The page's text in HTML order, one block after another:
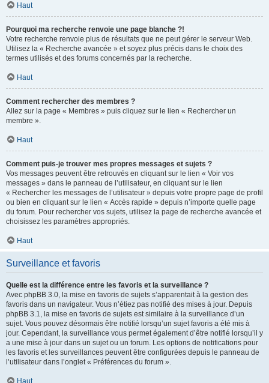
Haut
Pourquoi ma recherche renvoie une page blanche ?!
Votre recherche renvoie plus de résultats que ne peut gérer le serveur Web.
Utilisez la « Recherche avancée » et soyez plus précis dans le choix des
termes utilisés et des forums concernés par la recherche.
Haut
Comment rechercher des membres ?
Allez sur la page « Membres » puis cliquez sur le lien « Rechercher un
membre ».
Haut
Comment puis-je trouver mes propres messages et sujets ?
Vos messages peuvent être retrouvés en cliquant sur le lien « Voir vos
messages » dans le panneau de l’utilisateur, en cliquant sur le lien
« Rechercher les messages de l’utilisateur » depuis votre propre page de profil
ou bien en cliquant sur le lien « Accès rapide » depuis n’importe quelle page
du forum. Pour rechercher vos sujets, utilisez la page de recherche avancée et
choisissez les paramètres appropriés.
Haut
Surveillance et favoris
Quelle est la différence entre les favoris et la surveillance ?
Avec phpBB 3.0, la mise en favoris de sujets s’apparentait à la gestion des
favoris dans un navigateur. Vous n’étiez pas notifié des mises à jour. Depuis
phpBB 3.1, la mise en favoris de sujets est similaire à la surveillance d’un
sujet. Vous pouvez désormais être notifié lorsqu’un sujet favoris a été mis à
jour. Cependant, la surveillance vous permet également d’être notifié lorsqu’il y
a une mise à jour dans un sujet ou un forum. Les options de notifications pour
les favoris et les surveillances peuvent être configurées depuis le panneau de
l’utilisateur dans l’onglet « Préférences du forum ».
Haut